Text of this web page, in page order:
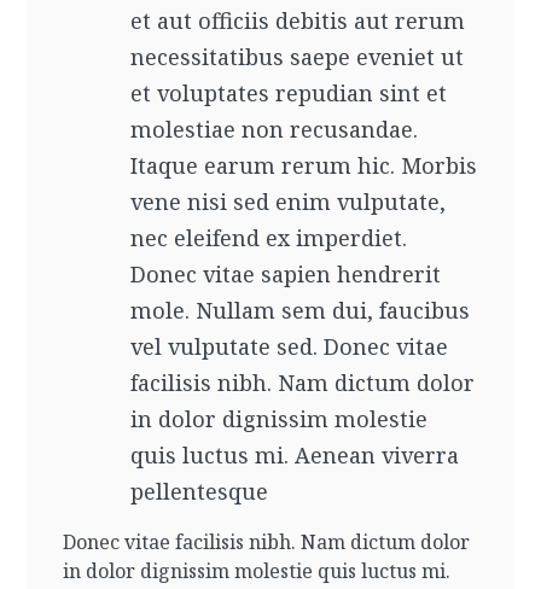
et aut officiis debitis aut rerum
necessitatibus saepe eveniet ut
et voluptates repudian sint et
molestiae non recusandae.
Itaque earum rerum hic. Morbis
vene nisi sed enim vulputate,
nec eleifend ex imperdiet.
Donec vitae sapien hendrerit
mole. Nullam sem dui, faucibus
vel vulputate sed. Donec vitae
facilisis nibh. Nam dictum dolor
in dolor dignissim molestie
quis luctus mi. Aenean viverra
pellentesque
Donec vitae facilisis nibh. Nam dictum dolor
in dolor dignissim molestie quis luctus mi.